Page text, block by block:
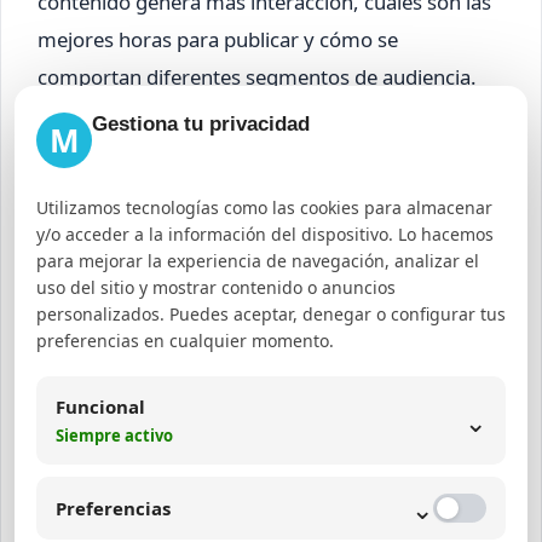
mejores horas para publicar y cómo se
comportan diferentes segmentos de audiencia.
Te puede interesar:
Errores comunes y
recomendaciones para el
éxito en YouTube
No definir una estrategia clara:
objetivos ni planificación reduce el impacto.
No aprovechar
títulos, descripciones y etiquetas limita el
M Gestiona tu privacidad
Utilizamos tecnologías como las cookies para almacenar
y/o acceder a la información del dispositivo. Lo hacemos
para mejorar la experiencia de navegación, analizar el
uso del sitio y mostrar contenido o anuncios
personalizados. Puedes aceptar, denegar o configurar tus
preferencias en cualquier momento.
Funcional
Siempre activo ⌄
Preferencias ⌄